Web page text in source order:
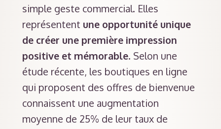
simple geste commercial. Elles
représentent une opportunité unique
de créer une première impression
positive et mémorable. Selon une
étude récente, les boutiques en ligne
qui proposent des offres de bienvenue
connaissent une augmentation
moyenne de 25% de leur taux de